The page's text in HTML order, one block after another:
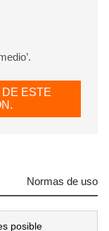
ESTE
Normas de uso
posible